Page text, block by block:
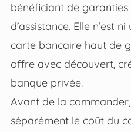
bénéficiant de garanties
d’assistance. Elle n’est
carte bancaire haut de
offre avec découvert,
banque privée.
Avant de la
séparément le coût du